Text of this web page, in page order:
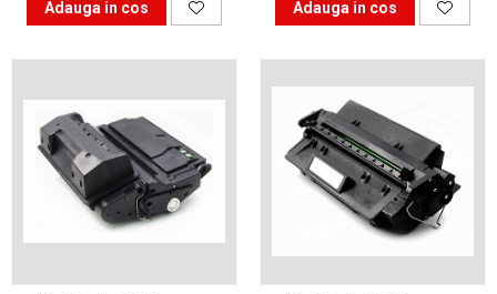
imprimanta ta. Învață s-o
În căutarea cartușului
Istoria imprimantei
Adauga in cos Adauga in cos